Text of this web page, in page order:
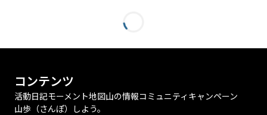
コンテンツ
活動日記モーメント地図山の情報コミュニティ キャンペーン
山歩（さんぽ）しよう。